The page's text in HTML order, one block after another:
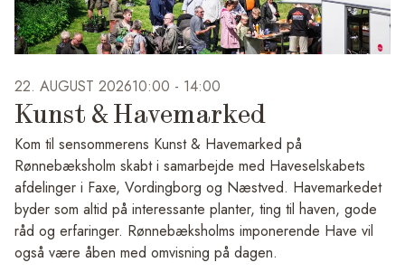
I Paarivatsigit – Vi passer på dig præsenterer Bolatta Silis-
Høegh malerier og installationer, der undersøger identitet,
familierelationer og kulturel forandring gennem et sanseligt
og poetisk billedunivers.
På omvisningen får du indblik i kunstnernes værker, tankerne
bag udstillingerne og de temaer, de udfolder.
Omvisningen er gratis, når entréen er betalt. Børn og unge
under 18 år har gratis adgang. For KLUB medlem er det
gratis.
Efter omvisningen er der mulighed for at købe kaffe og
22. AUGUST 202610:00 - 14:00
Kunst & Havemarked
Kom til sensommerens Kunst & Havemarked på
Rønnebæksholm skabt i samarbejde med Haveselskabets
afdelinger i Faxe, Vordingborg og Næstved. Havemarkedet
byder som altid på interessante planter, ting til haven, gode
råd og erfaringer. Rønnebæksholms imponerende Have vil
også være åben med omvisning på dagen.